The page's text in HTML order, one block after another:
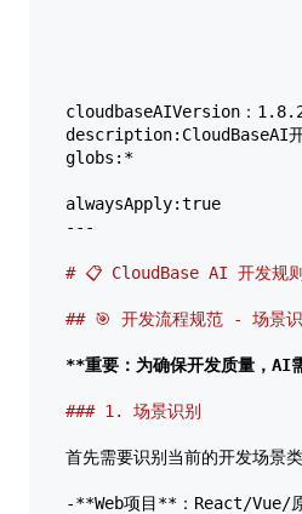
cloudbaseAIVersion：
description:CloudBaseAI开
globs:*
alwaysApply:true
---
# 📋 CloudBase AI 开发规
## 🎯 开发流程规范 - 场景
**重要：为确保开发质量，AI
### 1. 场景识别
首先需要识别当前的开发场景
-**Web项目**：React/Vue/